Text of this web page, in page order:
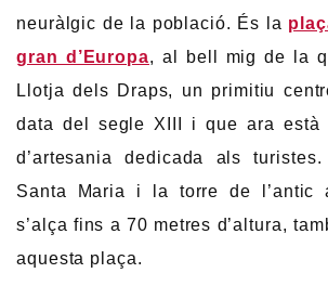
neuràlgic de la població. És la
gran d’Europa, al bell mig de la
Llotja dels Draps, un primitiu
data del segle XIII i que ara està
d’artesania dedicada als
Santa Maria i la torre de l’antic
s’alça fins a 70 metres d’altura,
aquesta plaça.